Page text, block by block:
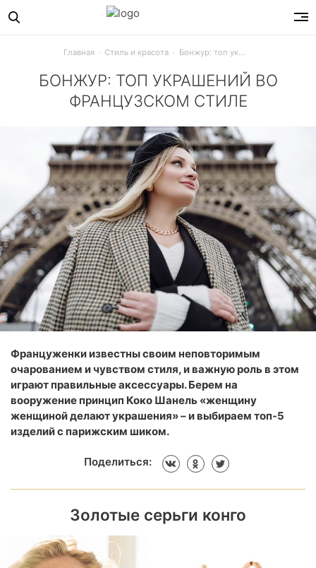
Главная Стиль и красота
БОНЖУР: ТОП УКРАШЕНИЙ ВО
ФРАНЦУЗСКОМ СТИЛЕ
Со времен великой Коко Шанель французский стиль —
Француженки известны своим неповторимым
очарованием и чувством стиля, и важную роль в этом
играют правильные аксессуары. Берем на
вооружение принцип Коко Шанель «женщину
женщиной делают украшения» – и выбираем топ-5
изделий с парижским шиком.
Поделиться:
Золотые серьги конго